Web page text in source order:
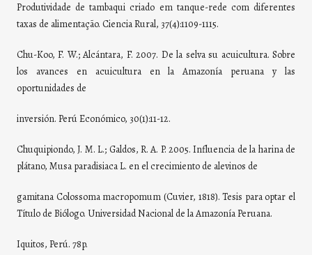
Produtividade de tambaqui criado em tanque-rede com diferentes
taxas de alimentação. Ciencia Rural, 37(4):1109-1115.
Chu-Koo, F. W.; Alcántara, F. 2007. De la selva su acuicultura. Sobre
los avances en acuicultura en la Amazonía peruana y las
oportunidades de
inversión. Perú Económico, 30(1):11-12.
Chuquipiondo, J. M. L.; Galdos, R. A. P. 2005. Influencia de la harina de
plátano, Musa paradisiaca L. en el crecimiento de alevinos de
gamitana Colossoma macropomum (Cuvier, 1818). Tesis para optar el
Título de Biólogo. Universidad Nacional de la Amazonía Peruana.
Iquitos, Perú. 78p.